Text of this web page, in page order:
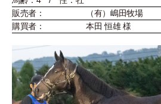
販売者：
（有）嶋田牧場
購買者：
本田 恒雄 様